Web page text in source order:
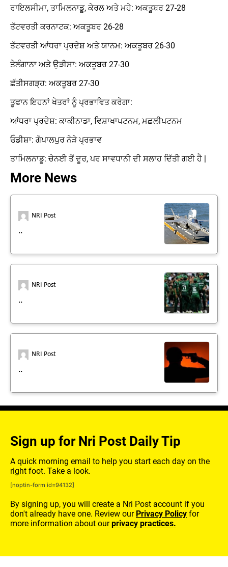
ਰਾਇਲਸੀਮਾ, ਤਾਮਿਲਨਾਡੂ, ਕੇਰਲ ਅਤੇ ਮਹੇ: ਅਕਤੂਬਰ 27-28
ਤੱਟਵਰਤੀ ਕਰਨਾਟਕ: ਅਕਤੂਬਰ 26-28
ਤੱਟਵਰਤੀ ਆਂਧਰਾ ਪ੍ਰਦੇਸ਼ ਅਤੇ ਯਾਨਮ: ਅਕਤੂਬਰ 26-30
ਤੇਲੰਗਾਨਾ ਅਤੇ ਉੜੀਸਾ: ਅਕਤੂਬਰ 27-30
ਛੱਤੀਸਗੜ੍ਹ: ਅਕਤੂਬਰ 27-30
ਤੂਫਾਨ ਇਹਨਾਂ ਖੇਤਰਾਂ ਨੂੰ ਪ੍ਰਭਾਵਿਤ ਕਰੇਗਾ:
ਆਂਧਰਾ ਪ੍ਰਦੇਸ਼: ਕਾਕੀਨਾਡਾ, ਵਿਸ਼ਾਖਾਪਟਨਮ, ਮਛਲੀਪਟਨਮ
ਓਡੀਸ਼ਾ: ਗੋਪਾਲਪੁਰ ਨੇੜੇ ਪ੍ਰਭਾਵ
ਤਾਮਿਲਨਾਡੂ: ਚੇਨਈ ਤੋਂ ਦੂਰ, ਪਰ ਸਾਵਧਾਨੀ ਦੀ ਸਲਾਹ ਦਿੱਤੀ ਗਈ ਹੈ |
More News
NRI Post
..
NRI Post
..
NRI Post
..
Sign up for Nri Post Daily Tip
A quick morning email to help you start each day on the
right foot. Take a look.
[noptin-form id=94132]
By signing up, you will create a Nri Post account if you
don't already have one. Review our Privacy Policy for
more information about ourprivacy practices.